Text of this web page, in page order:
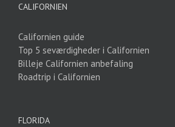
CALIFORNIEN
Californien guide
Top 5 seværdigheder i Californien
Billeje Californien anbefaling
Roadtrip i Californien
FLORIDA